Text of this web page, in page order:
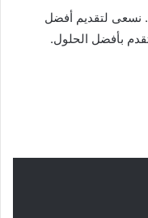
نسعى لتقديم أفضل
بأفضل الحلول.